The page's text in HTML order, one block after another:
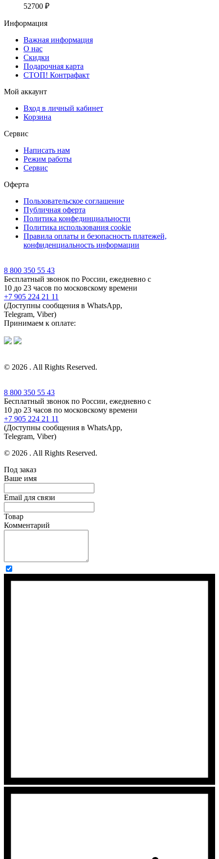
52700 ₽
Информация
Важная информация
О нас
Скидки
Подарочная карта
СТОП! Контрафакт
Мой аккаунт
Вход в личный кабинет
Корзина
Сервис
Написать нам
Режим работы
Сервис
Оферта
Пользовательское соглашение
Публичная оферта
Политика конфединциальности
Политика использования cookie
Правила оплаты и безопасность платежей,
конфиденциальность информации
8 800 350 55 43
Бесплатный звонок по России, ежедневно с
10 до 23 часов по московскому времени
+7 905 224 21 11
(Доступны сообщения в WhatsApp,
Telegram, Viber)
Принимаем к оплате:
© 2026 . All Rights Reserved.
8 800 350 55 43
Бесплатный звонок по России, ежедневно с
10 до 23 часов по московскому времени
+7 905 224 21 11
(Доступны сообщения в WhatsApp,
Telegram, Viber)
© 2026 . All Rights Reserved.
Под заказ
Ваше имя
Email для связи
Товар
Комментарий